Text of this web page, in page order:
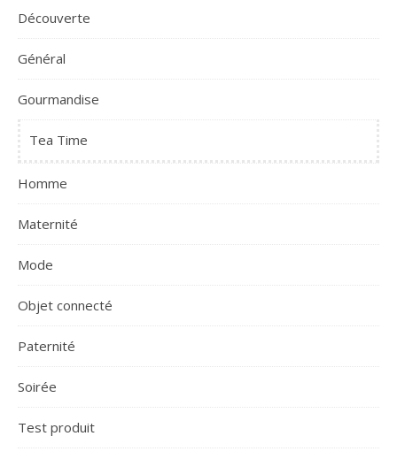
Découverte
Général
Gourmandise
Tea Time
Homme
Maternité
Mode
Objet connecté
Paternité
Soirée
Test produit